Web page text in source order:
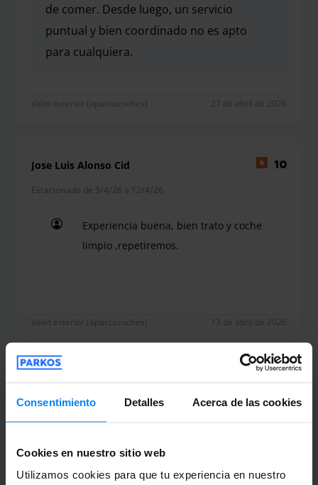
Consentimiento Detalles Acerca de las cookies
Cookies en nuestro sitio web
Utilizamos cookies para que tu experiencia en nuestro
de comer. Desde luego, un servicio
puntual y bien coordinado no es apto
para cualquiera.
Valet exterior (aparcacoches) 27 de abril de 2026
Jose Luis Alonso Cid 10
Estacionado de 5/4/26 a 12/4/26
Experiencia buena, bien trato y coche
limpio ,repetiremos.
Valet exterior (aparcacoches) 13 de abril de 2026
Estacionado de 28/12/25 a 4/1/26